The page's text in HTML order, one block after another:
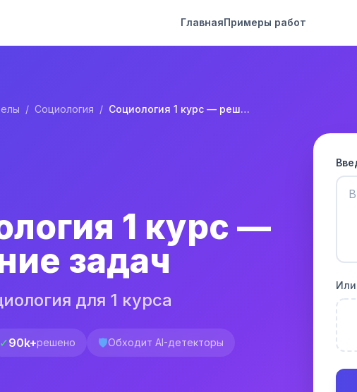
ГлавнаяПримеры работ
/ Социология / Социология 1 курс — решение задач
1 курс —
задач
для 1 курса
✓90k+решено 🛡️Обходит AI-детекторы
Или